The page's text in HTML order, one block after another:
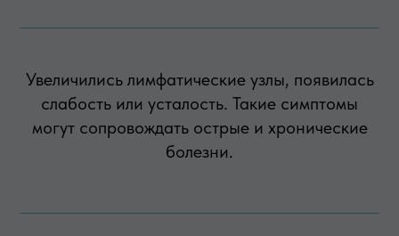
Увеличились лимфатические узлы, появилась
слабость или усталость. Такие симптомы
могут сопровождать острые и хронические
болезни.